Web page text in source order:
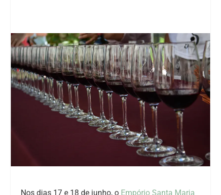
Nos dias 17 e 18 de junho, o Empório Santa Maria